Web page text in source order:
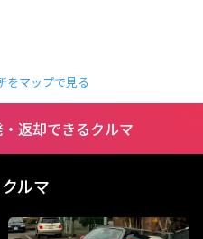
をマップで見る
返却できるクルマ
ルマ